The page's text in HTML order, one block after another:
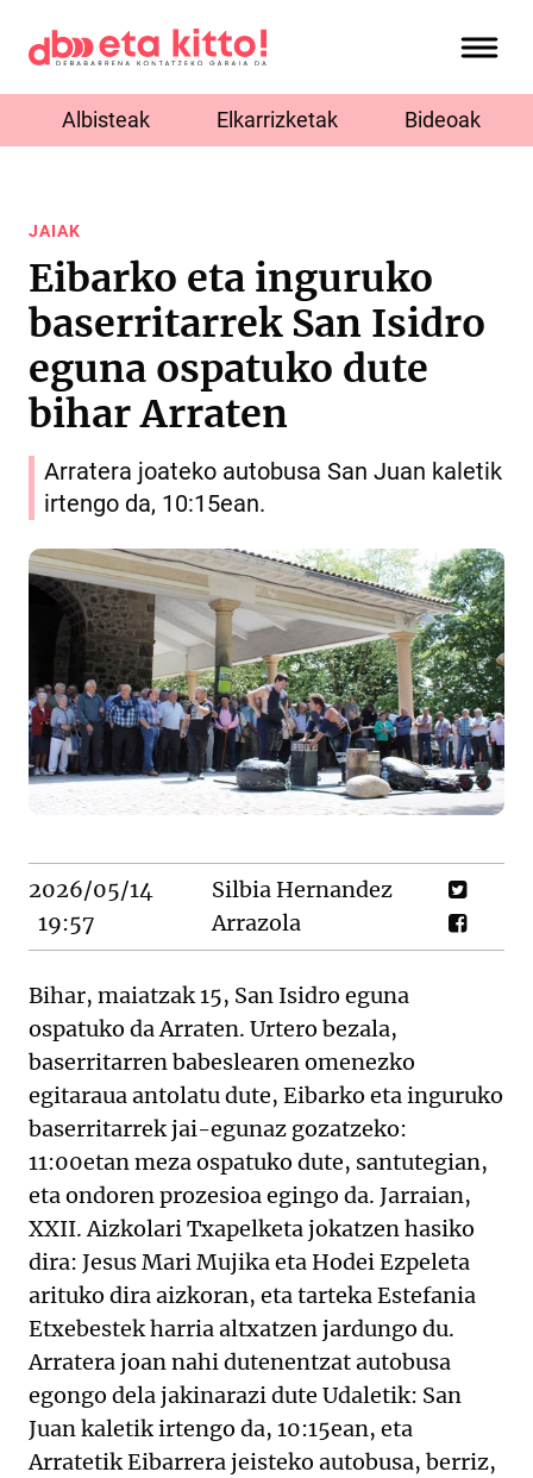
Albisteak Elkarrizketak Bideoak
JAIAK
Eibarko eta inguruko
baserritarrek San Isidro
eguna ospatuko dute
bihar Arraten
Arratera joateko autobusa San Juan kaletik
irtengo da, 10:15ean.
2026/05/14
19:57
Silbia Hernandez
Arrazola
Bihar, maiatzak 15, San Isidro eguna
ospatuko da Arraten. Urtero bezala,
baserritarren babeslearen omenezko
egitaraua antolatu dute, Eibarko eta inguruko
baserritarrek jai-egunaz gozatzeko:
11:00etan meza ospatuko dute, santutegian,
eta ondoren prozesioa egingo da. Jarraian,
XXII. Aizkolari Txapelketa jokatzen hasiko
dira: Jesus Mari Mujika eta Hodei Ezpeleta
arituko dira aizkoran, eta tarteka Estefania
Etxebestek harria altxatzen jardungo du.
Arratera joan nahi dutenentzat autobusa
egongo dela jakinarazi dute Udaletik: San
Juan kaletik irtengo da, 10:15ean, eta
Arratetik Eibarrera jeisteko autobusa, berriz,